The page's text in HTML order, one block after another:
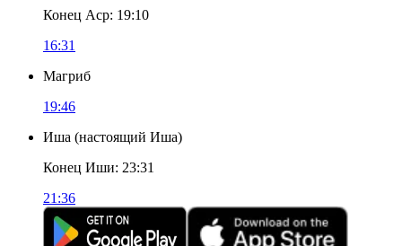
Конец Аср: 19:10
16:31
Магриб
19:46
Иша (настоящий Иша)
Конец Иши: 23:31
21:36